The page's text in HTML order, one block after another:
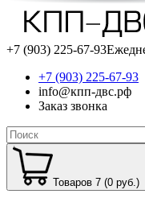
+7 (903) 225-67-93
+7 (903) 225-67-93
info@кпп-двс.рф
Заказ звонка
Товаров 7 (0 руб.)